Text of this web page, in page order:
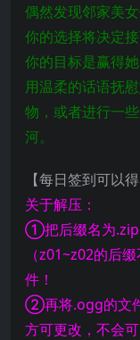
偶然发现邻家美
你的选择将决定接
你的目标是赢得她
用温柔的话语抚
物，或者进行一
河。
【每日签到可以
关于解压：
①把后缀名为
（z01~z02的后
件！
②再将.ogg的文
方可更改，不会可